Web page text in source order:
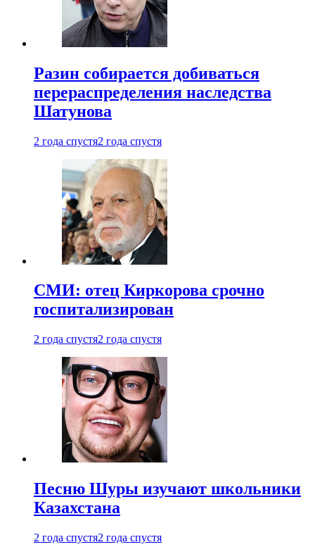
Разин собирается добиваться
перераспределения наследства
Шатунова
2 года спустя2 года спустя
СМИ: отец Киркорова срочно
госпитализирован
2 года спустя2 года спустя
Песню Шуры изучают школьники
Казахстана
2 года спустя2 года спустя